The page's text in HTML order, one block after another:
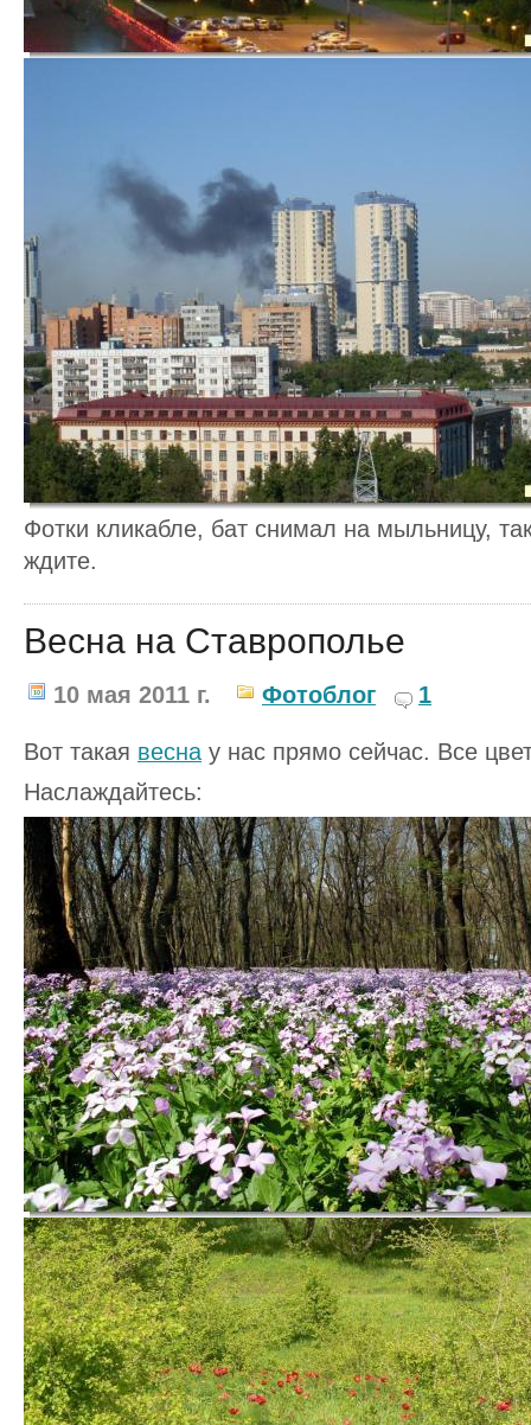
Фотки кликабле, бат снимал на мыльницу,
ждите.
Весна на Ставрополье
10 мая 2011 г. Фотоблог 1
Вот такая весна у нас прямо сейчас. Все
Наслаждайтесь: